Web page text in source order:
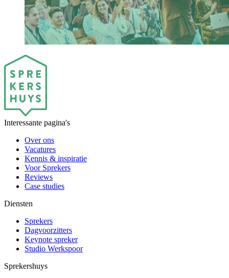
Interessante pagina's
Over ons
Vacatures
Kennis & inspiratie
Voor Sprekers
Reviews
Case studies
Diensten
Sprekers
Dagvoorzitters
Keynote spreker
Studio Werkspoor
Sprekershuys